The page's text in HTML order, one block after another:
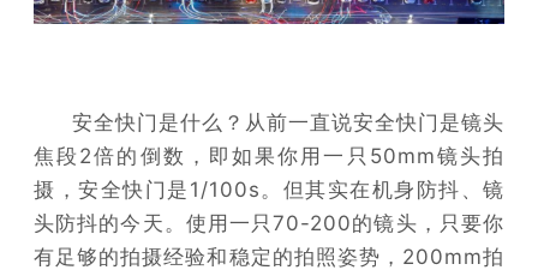
安全快门是什么？从前一直说安全快门是镜头
焦段2倍的倒数，即如果你用一只50mm镜头拍
摄，安全快门是1/100s。但其实在机身防抖、镜
头防抖的今天。使用一只70-200的镜头，只要你
有足够的拍摄经验和稳定的拍照姿势，200mm拍